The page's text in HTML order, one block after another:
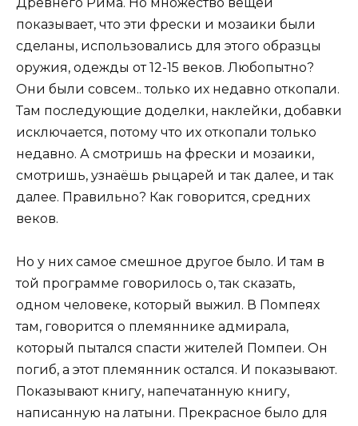
показывает, что эти фрески и мозаики были
сделаны, использовались для этого образцы
оружия, одежды от 12-15 веков. Любопытно?
Они были совсем.. только их недавно откопали.
Там последующие доделки, наклейки, добавки
исключается, потому что их откопали только
недавно. А смотришь на фрески и мозаики,
смотришь, узнаёшь рыцарей и так далее, и так
далее. Правильно? Как говорится, средних
веков.
Но у них самое смешное другое было. И там в
той программе говорилось о, так сказать,
одном человеке, который выжил. В Помпеях
там, говорится о племяннике адмирала,
который пытался спасти жителей Помпеи. Он
погиб, а этот племянник остался. И показывают.
Показывают книгу, напечатанную книгу,
написанную на латыни. Прекрасное было для